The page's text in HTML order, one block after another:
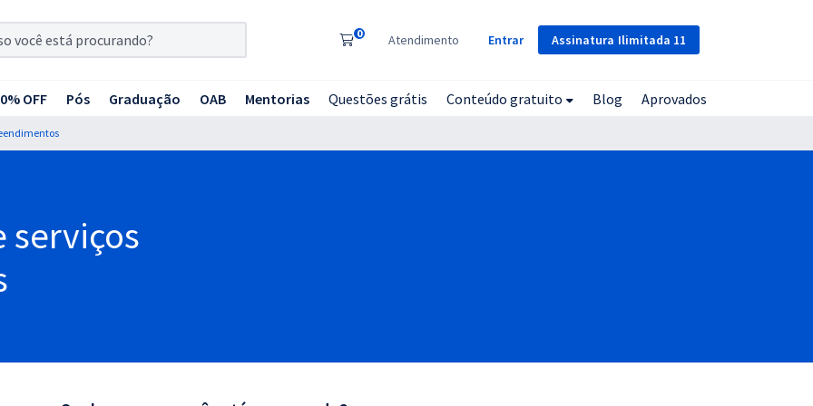
Assinatura Ilimitada 11
0 Atendimento Entrar
OFF Pós Graduação OAB Mentorias Questões grátis Conteúdo gratuito Blog Aprovados
serviços